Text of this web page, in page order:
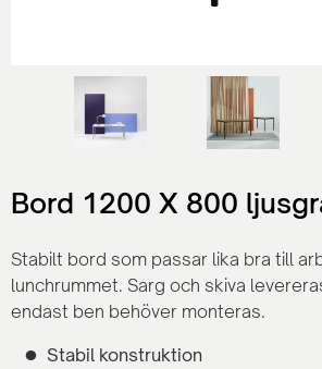
Bord 1200 X 800
Stabilt bord som passar lika bra till
lunchrummet. Sarg och skiva
endast ben behöver monteras.
Stabil konstruktion